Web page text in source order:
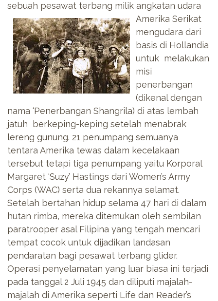
sebuah pesawat terbang milik angkatan udara
Amerika Serikat
mengudara dari
basis di Hollandia
untuk melakukan
misi
penerbangan
(dikenal dengan
nama ‘Penerbangan Shangrila) di atas lembah
jatuh berkeping-keping setelah menabrak
lereng gunung. 21 penumpang semuanya
tentara Amerika tewas dalam kecelakaan
tersebut tetapi tiga penumpang yaitu Korporal
Margaret ‘Suzy’ Hastings dari Women’s Army
Corps (WAC) serta dua rekannya selamat.
Setelah bertahan hidup selama 47 hari di dalam
hutan rimba, mereka ditemukan oleh sembilan
paratrooper asal Filipina yang tengah mencari
tempat cocok untuk dijadikan landasan
pendaratan bagi pesawat terbang glider.
Operasi penyelamatan yang luar biasa ini terjadi
pada tanggal 2 Juli 1945 dan diliputi majalah-
majalah di Amerika seperti Life dan Reader’s